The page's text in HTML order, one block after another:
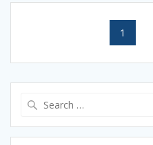
navigation
Page
1